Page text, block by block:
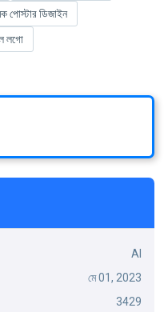
পোস্টার ডিজাইন
লগো
AI
মে 01, 2023
3429